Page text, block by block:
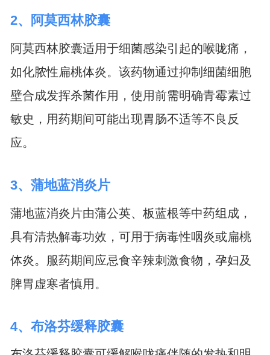
2、阿莫西林胶囊
阿莫西林胶囊适用于细菌感染引起的喉咙痛，
如化脓性扁桃体炎。该药物通过抑制细菌细胞
壁合成发挥杀菌作用，使用前需明确青霉素过
敏史，用药期间可能出现胃肠不适等不良反
应。
3、蒲地蓝消炎片
蒲地蓝消炎片由蒲公英、板蓝根等中药组成，
具有清热解毒功效，可用于病毒性咽炎或扁桃
体炎。服药期间应忌食辛辣刺激食物，孕妇及
脾胃虚寒者慎用。
4、布洛芬缓释胶囊